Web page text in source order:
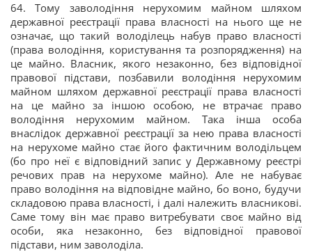
64. Тому заволодіння нерухомим майном шляхом
державної реєстрації права власності на нього ще не
означає, що такий володілець набув право власності
(права володіння, користування та розпорядження) на
це майно. Власник, якого незаконно, без відповідної
правової підстави, позбавили володіння нерухомим
майном шляхом державної реєстрації права власності
на це майно за іншою особою, не втрачає право
володіння нерухомим майном. Така інша особа
внаслідок державної реєстрації за нею права власності
на нерухоме майно стає його фактичним володільцем
(бо про неї є відповідний запис у Державному реєстрі
речових прав на нерухоме майно). Але не набуває
право володіння на відповідне майно, бо воно, будучи
складовою права власності, і далі належить власникові.
Саме тому він має право витребувати своє майно від
особи, яка незаконно, без відповідної правової
підстави, ним заволоділа.